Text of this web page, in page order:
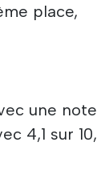
place,
une note
4,1 sur 10,